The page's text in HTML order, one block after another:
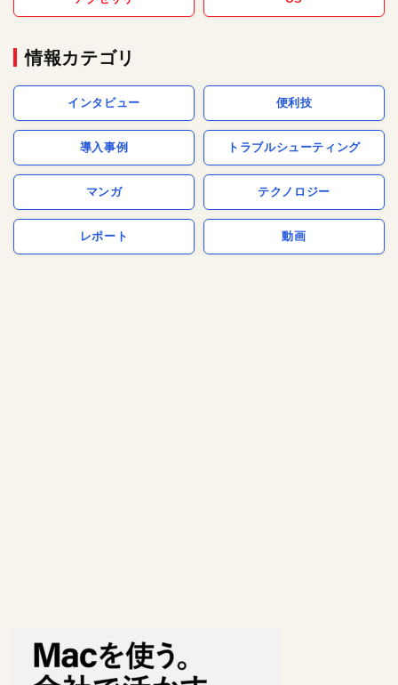
情報カテゴリ
インタビュー 便利技
導入事例 トラブルシューティング
マンガ テクノロジー
レポート 動画